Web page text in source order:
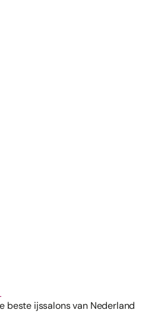
beste ijssalons van Nederland